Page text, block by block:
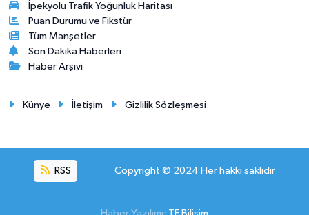
İpekyolu Trafik Yoğunluk Haritası
Puan Durumu ve Fikstür
Tüm Manşetler
Son Dakika Haberleri
Haber Arşivi
Künye İletişim Gizlilik Sözleşmesi
RSS Copyright © 2024 Her hakkı saklıdır